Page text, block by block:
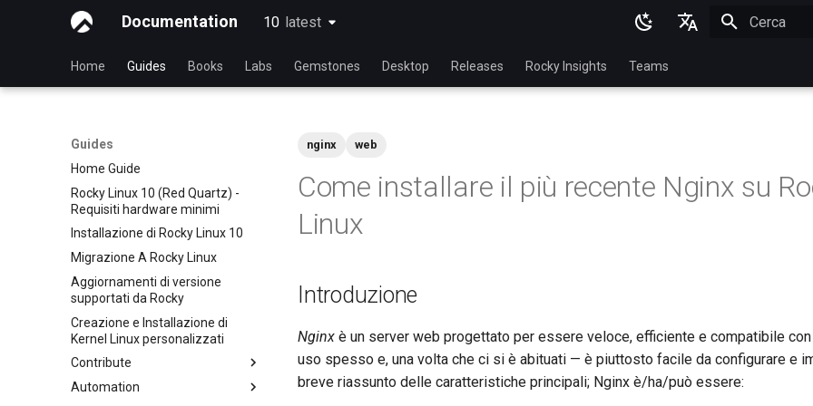
Documentation 10 latest
latest
English
Español
简体中文
Home Guides Books Labs Gemstones Desktop Releases Rocky Insights Teams
Guides
Home Guide
Rocky Linux 10 (Red Quartz) -
Requisiti hardware minimi
Installazione di Rocky Linux 10
Migrazione A Rocky Linux
Aggiornamenti di versione
supportati da Rocky
Creazione e Installazione di
Kernel Linux personalizzati
Contribute
Index
Automation
nginx web
Come installare il più recente Nginx su
Linux
Introduzione
Nginx è un server web progettato per essere veloce, efficiente e compatibile
uso spesso e, una volta che ci si è abituati — è piuttosto facile da configurare e
breve riassunto delle caratteristiche principali; Nginx è/ha/può essere: